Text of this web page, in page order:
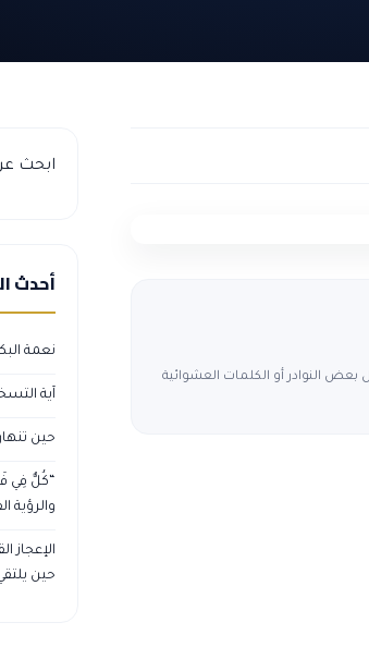
بعض النوادر أو الكلمات العشوائية
ابحث
أحدث
نعمة
آية
حين
“كُلٌّ فِي
والرؤية
الإعجاز
حين